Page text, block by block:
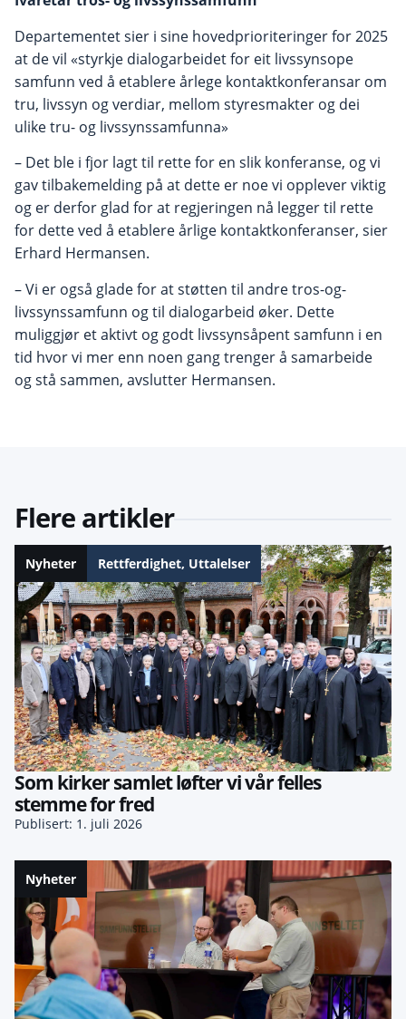
Departementet sier i sine hovedprioriteringer for 2025
at de vil «styrkje dialogarbeidet for eit livssynsope
samfunn ved å etablere årlege kontaktkonferansar om
tru, livssyn og verdiar, mellom styresmakter og dei
ulike tru- og livssynssamfunna»
– Det ble i fjor lagt til rette for en slik konferanse, og vi
gav tilbakemelding på at dette er noe vi opplever viktig
og er derfor glad for at regjeringen nå legger til rette
for dette ved å etablere årlige kontaktkonferanser, sier
Erhard Hermansen.
– Vi er også glade for at støtten til andre tros-og-
livssynssamfunn og til dialogarbeid øker. Dette
muliggjør et aktivt og godt livssynsåpent samfunn i en
tid hvor vi mer enn noen gang trenger å samarbeide
og stå sammen, avslutter Hermansen.
Flere artikler
Nyheter Rettferdighet, Uttalelser
Som kirker samlet løfter vi vår felles
stemme for fred
Publisert: 1. juli 2026
Nyheter